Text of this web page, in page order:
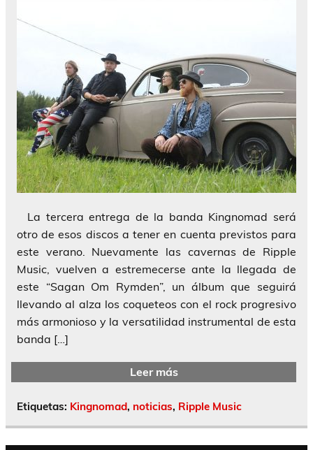
La tercera entrega de la banda Kingnomad será
otro de esos discos a tener en cuenta previstos para
este verano. Nuevamente las cavernas de Ripple
Music, vuelven a estremecerse ante la llegada de
este “Sagan Om Rymden”, un álbum que seguirá
llevando al alza los coqueteos con el rock progresivo
más armonioso y la versatilidad instrumental de esta
banda […]
Leer más
Etiquetas: Kingnomad, noticias, Ripple Music